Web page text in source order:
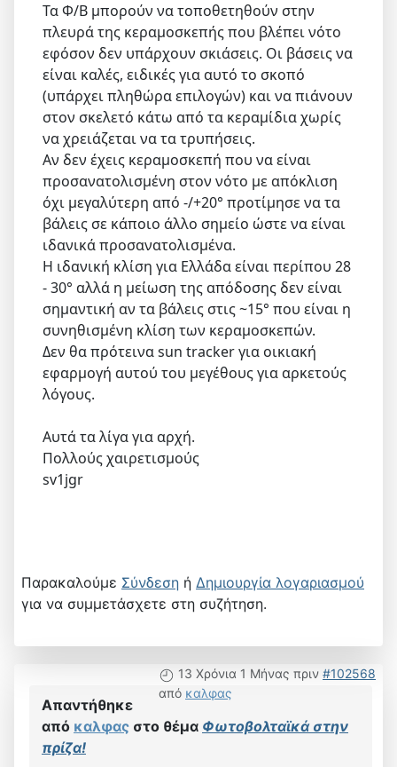
Τα Φ/Β μπορούν να τοποθετηθούν στην
πλευρά της κεραμοσκεπής που βλέπει νότο
εφόσον δεν υπάρχουν σκιάσεις. Οι βάσεις να
είναι καλές, ειδικές για αυτό το σκοπό
(υπάρχει πληθώρα επιλογών) και να πιάνουν
στον σκελετό κάτω από τα κεραμίδια χωρίς
να χρειάζεται να τα τρυπήσεις.
Αν δεν έχεις κεραμοσκεπή που να είναι
προσανατολισμένη στον νότο με απόκλιση
όχι μεγαλύτερη από -/+20° προτίμησε να τα
βάλεις σε κάποιο άλλο σημείο ώστε να είναι
ιδανικά προσανατολισμένα.
Η ιδανική κλίση για Ελλάδα είναι περίπου 28
- 30° αλλά η μείωση της απόδοσης δεν είναι
σημαντική αν τα βάλεις στις ~15° που είναι η
συνηθισμένη κλίση των κεραμοσκεπών.
Δεν θα πρότεινα sun tracker για οικιακή
εφαρμογή αυτού του μεγέθους για αρκετούς
λόγους.
Αυτά τα λίγα για αρχή.
Πολλούς χαιρετισμούς
sv1jgr
Παρακαλούμε Σύνδεση ή Δημιουργία λογαριασμού
για να συμμετάσχετε στη συζήτηση.
13 Χρόνια 1 Μήνας πριν #102568
από καλφας
Απαντήθηκε
από καλφας στο θέμα Φωτοβολταϊκά στην
πρίζα!